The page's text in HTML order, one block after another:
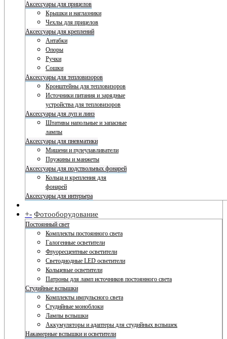
Аксессуары для прицелов
Крышки и наглазники
Чехлы для прицелов
Аксессуары для креплений
Антабки
Опоры
Ручки
Сошки
Аксессуары для тепловизоров
Кронштейны для тепловизоров
Источники питания и зарядные
устройства для тепловизоров
Аксессуары для луп и линз
Штативы напольные и запасные
лампы
Аксессуары для пневматики
Мишени и пулеулавливатели
Пружины и манжеты
Аксессуары для подствольных фонарей
Кольца и крепления для
фонарей
Аксессуары для интерьера
+- Фотооборудование
Постоянный свет
Комплекты постоянного света
Галогенные осветители
Флуоресцентные осветители
Светодиодные LED осветители
Кольцевые осветители
Патроны для ламп источников постоянного света
Студийные вспышки
Комплекты импульсного света
Студийные моноблоки
Лампы вспышки
Аккумуляторы и адаптеры для студийных вспышек
Накамерные вспышки и осветители